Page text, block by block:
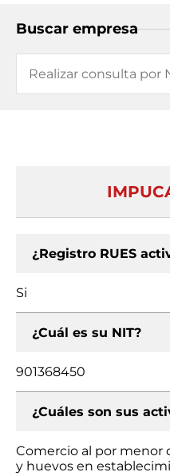
Buscar empresa
¿Registro RUES
Si
¿Cuál es su NIT?
901368450
¿Cuáles son sus
Comercio al por menor
y huevos en